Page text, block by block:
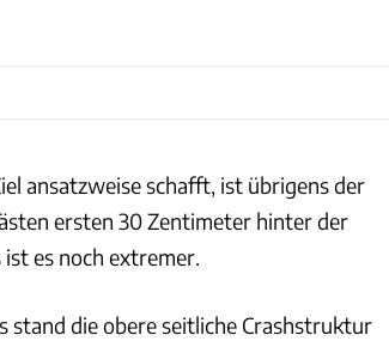
ansatzweise schafft, ist übrigens der
ersten 30 Zentimeter hinter der
es noch extremer.
stand die obere seitliche Crashstruktur